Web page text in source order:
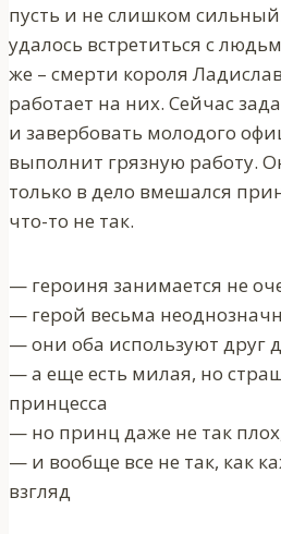
пусть и не слишком
удалось встретиться с
же – смерти короля
работает на них. Сейчас
и завербовать молодого
выполнит грязную работу.
только в дело вмешался
что-то не так.
— героиня занимается не
— герой весьма
— они оба используют друг
— а еще есть милая, но
принцесса
— но принц даже не так
— и вообще все не так, как
взгляд